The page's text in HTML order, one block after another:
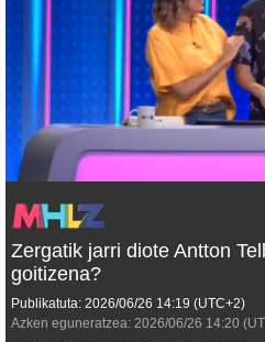
Zergatik jarri diote Antton
goitizena?
Publikatuta: 2026/06/26 14:19 (UTC+2)
Azken eguneratzea: 2026/06/26 14:20